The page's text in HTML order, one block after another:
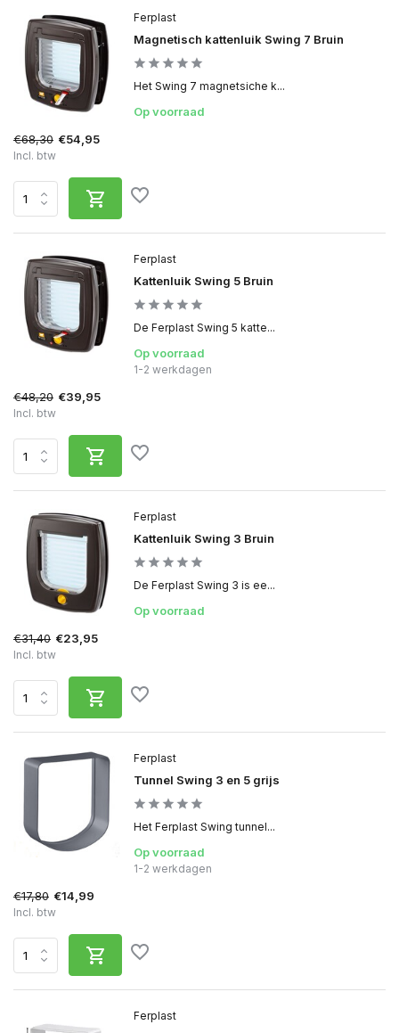
Ferplast
Ferplast
Tunnel Swing 3 en 5 grijs
Het Ferplast Swing tunnel...
Op voorraad
1-2 werkdagen
€17,80 €14,99
Incl. btw
Ferplast
Kattenluik Swing 3 Bruin
De Ferplast Swing 3 is ee...
Op voorraad
€31,40 €23,95
Incl. btw
Ferplast
Kattenluik Swing 5 Bruin
De Ferplast Swing 5 katte...
Op voorraad
1-2 werkdagen
€48,20 €39,95
Incl. btw
Ferplast
Magnetisch kattenluik Swing 7 Bruin
Het Swing 7 magnetsiche k...
Op voorraad
€68,30 €54,95
Incl. btw